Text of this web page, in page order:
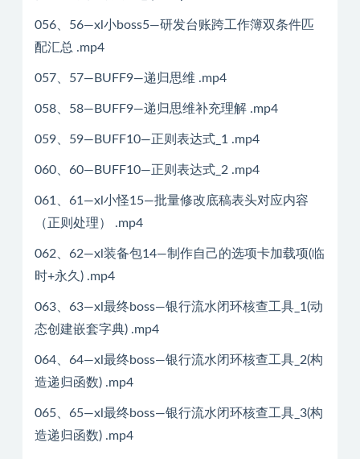
056、56—xl小boss5—研发台账跨工作簿双条件匹
配汇总 .mp4
057、57—BUFF9—递归思维 .mp4
058、58—BUFF9—递归思维补充理解 .mp4
059、59—BUFF10—正则表达式_1 .mp4
060、60—BUFF10—正则表达式_2 .mp4
061、61—xl小怪15—批量修改底稿表头对应内容
（正则处理） .mp4
062、62—xl装备包14—制作自己的选项卡加载项(临
时+永久) .mp4
063、63—xl最终boss—银行流水闭环核查工具_1(动
态创建嵌套字典) .mp4
064、64—xl最终boss—银行流水闭环核查工具_2(构
造递归函数) .mp4
065、65—xl最终boss—银行流水闭环核查工具_3(构
造递归函数) .mp4